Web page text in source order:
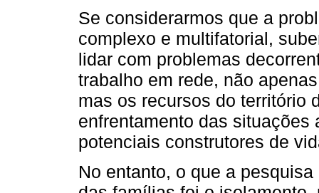
Se considerarmos que a
complexo e multifatorial,
lidar com problemas
trabalho em rede, não
mas os recursos do território
enfrentamento das
potenciais construtores de
No entanto, o que a